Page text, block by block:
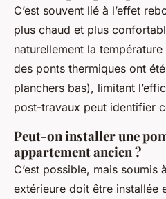
C’est souvent lié à l’effet
plus chaud et plus
naturellement la
des ponts thermiques ont
planchers bas), limitant
post-travaux peut identifier
Peut-on installer une
appartement ancien ?
C’est possible, mais soumis
extérieure doit être installée